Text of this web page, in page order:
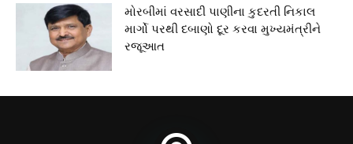
મોરબીમાં વરસાદી પાણીના કુદરતી નિકાલ
માર્ગો પરથી દબાણો દૂર કરવા મુખ્યમંત્રીને
રજૂઆત